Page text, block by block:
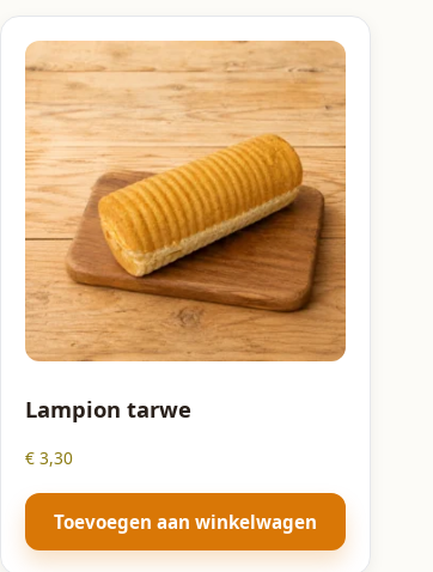
Lampion tarwe
€ 3,30
Toevoegen aan winkelwagen